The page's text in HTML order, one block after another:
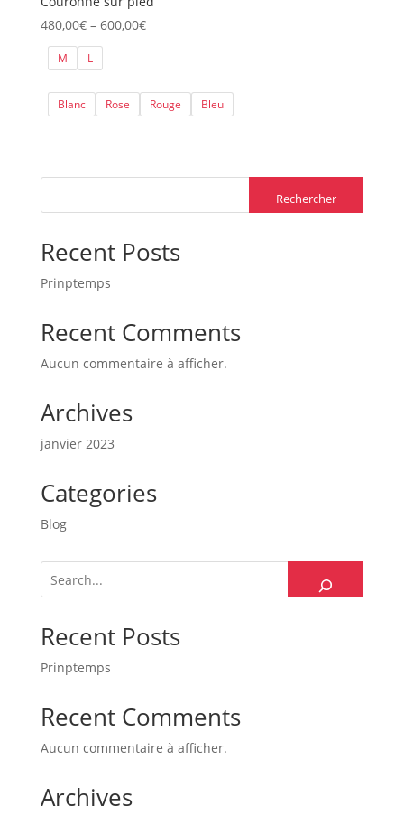
480,00€ – 600,00€Price
600,00€
M L
Blanc Rose Rouge Bleu
Rechercher
Recent Posts
Prinptemps
Recent Comments
Aucun commentaire à afficher.
Archives
janvier 2023
Categories
Blog
Recent Posts
Prinptemps
Recent Comments
Aucun commentaire à afficher.
Archives